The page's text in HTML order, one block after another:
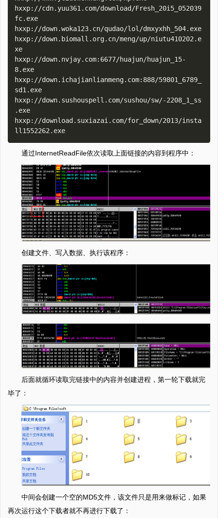
hxxp://cdn.yuu361.com/download/Fresh_20i5_052039
fc.exe
hxxp://down.woka123.cn/qudao/lol/dmxyxhh_504.exe
hxxp://down.biomall.org.cn/meng/up/niutu410202.e
xe
hxxp://down.nvjay.com:6677/huajun/huajun_15-
8.exe
hxxp://down.ichajianlianmeng.com:888/59801_6789_
sd1.exe
hxxp://down.sushouspell.com/sushou/sw/-2208_1_ss
.exe
hxxp://download.suxiazai.com/for_down/2013/insta
通过InternetReadFile依次读取上面链接的内容到程序中：
创建文件、写入数据、执行该程序：
后面就循环读取完链接中的内容并创建进程，第一轮下载就完
毕了：
中间会创建一个空的MD5文件，该文件只是用来做标记，如果
再次运行这个下载者就不再进行下载了：